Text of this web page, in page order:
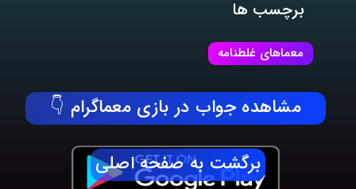
برچسب ها
معماهای غلطنامه
مشاهده جواب در بازی معماگرام 👇
برگشت به صفحه اصلی